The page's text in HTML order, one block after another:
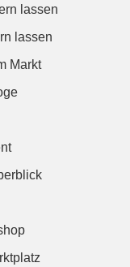
lassen
lassen
Markt